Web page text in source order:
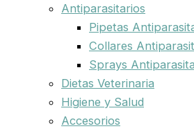
Antiparasitarios
Pipetas
Collares
Sprays
Dietas Veterinaria
Higiene y Salud
Accesorios